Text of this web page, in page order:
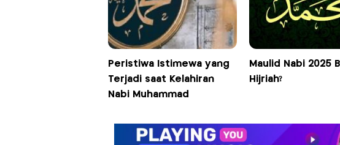
Peristiwa Istimewa yang
Terjadi saat Kelahiran
Nabi Muhammad
Maulid Nabi 2025
Hijriah?